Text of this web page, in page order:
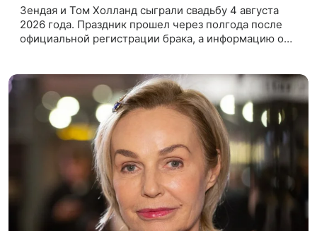
Зендая и Том Холланд сыграли свадьбу 4 августа
2026 года. Праздник прошел через полгода после
официальной регистрации брака, а информацию о